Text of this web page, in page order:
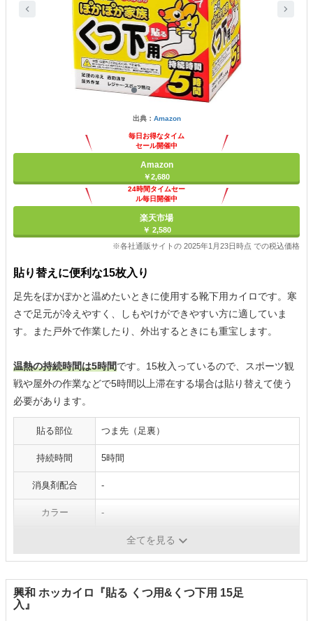
出典： Amazon
毎日お得なタイム
セール開催中
Amazon
￥2,680
24時間タイムセー
ル毎日開催中
楽天市場
￥ 2,580
※各社通販サイトの 2025年1月23日時点 での税込価格
貼り替えに便利な15枚入り
足先をぽかぽかと温めたいときに使用する靴下用カイロです。寒
さで足元が冷えやすく、しもやけができやすい方に適していま
す。また戸外で作業したり、外出するときにも重宝します。
温熱の持続時間は5時間です。15枚入っているので、スポーツ観
戦や屋外の作業などで5時間以上滞在する場合は貼り替えて使う
必要があります。
貼る部位 つま先（足裏）
持続時間 5時間
消臭剤配合 -
カラー -
15足（30枚）
全てを見る
興和 ホッカイロ『貼る くつ用&くつ下用 15足
入』